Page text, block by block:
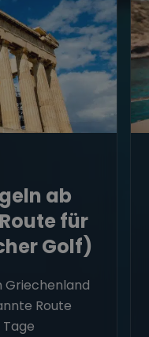
ab
für
Golf)
Griechenland
Route